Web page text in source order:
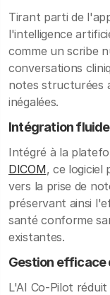
Tirant parti de
l'intelligence
comme un scribe
conversations
notes structurées
inégalées.
Intégration
Intégré à la
DICOM, ce logiciel
vers la prise de
préservant ainsi
santé conforme
existantes.
Gestion efficace
L'AI Co-Pilot